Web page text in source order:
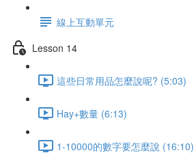
線上互動單元
Lesson 14
這些日常用品怎麼說呢? (5:03)
Hay+數量 (6:13)
1-10000的數字要怎麼說 (16:10)